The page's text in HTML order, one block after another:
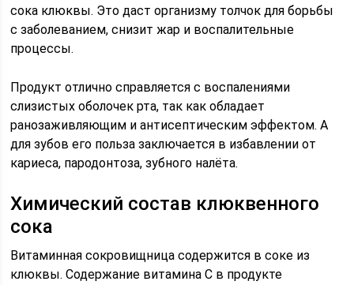
сока клюквы. Это даст организму толчок для борьбы
с заболеванием, снизит жар и воспалительные
процессы.
Продукт отлично справляется с воспалениями
слизистых оболочек рта, так как обладает
ранозаживляющим и антисептическим эффектом. А
для зубов его польза заключается в избавлении от
кариеса, пародонтоза, зубного налёта.
Химический состав клюквенного
сока
Витаминная сокровищница содержится в соке из
клюквы. Содержание витамина С в продукте